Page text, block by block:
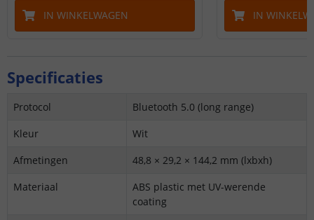
IN WINKELWAGEN IN
Specificaties
Protocol
Bluetooth 5.0 (long range)
Kleur
Wit
Afmetingen
48,8 × 29,2 × 144,2 mm (lxbxh)
Materiaal
ABS plastic met UV-werende
coating